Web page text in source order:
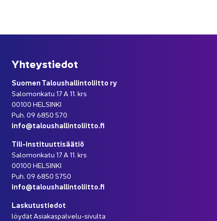
Yh­teys­tie­dot
Suo­men Ta­lous­hal­lin­to­liit­to ry
Sa­lo­mon­ka­tu 17 A 11. krs
00100 HEL­SIN­KI
Puh. 09 6850 570
info@ta­lous­hal­lin­to­liit­to.fi
Tili-​instituuttisäätiö
Sa­lo­mon­ka­tu 17 A 11. krs
00100 HEL­SIN­KI
Puh. 09 6850 5750
info@ta­lous­hal­lin­to­liit­to.fi
Las­ku­tus­tie­dot
löy­dät Asiakaspalvelu-​sivulta